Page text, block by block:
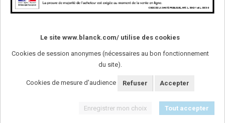
SUIVEZ-NOUS !
L'abus d'alcool est dangereux pour la santï¿½. A
consommer avec modï¿½ration.
Le site www.blanck.com/ utilise des cookies
Cookies de session anonymes (nécessaires au bon fonctionnement
du site).
Cookies de mesure d'audience Refuser Accepter
Enregistrer mon choix Tout accepter